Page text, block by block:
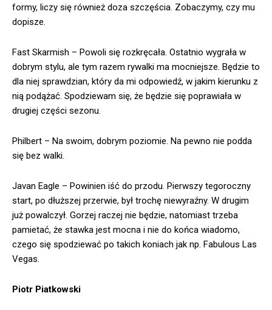
formy, liczy się również doza szczęścia. Zobaczymy, czy mu
dopisze.
Fast Skarmish – Powoli się rozkręcała. Ostatnio wygrała w
dobrym stylu, ale tym razem rywalki ma mocniejsze. Będzie to
dla niej sprawdzian, który da mi odpowiedź, w jakim kierunku z
nią podążać. Spodziewam się, że będzie się poprawiała w
drugiej części sezonu.
Philbert – Na swoim, dobrym poziomie. Na pewno nie podda
się bez walki.
Javan Eagle – Powinien iść do przodu. Pierwszy tegoroczny
start, po dłuższej przerwie, był trochę niewyraźny. W drugim
już powalczył. Gorzej raczej nie będzie, natomiast trzeba
pamietać, że stawka jest mocna i nie do końca wiadomo,
czego się spodziewać po takich koniach jak np. Fabulous Las
Vegas.
Piotr Piatkowski